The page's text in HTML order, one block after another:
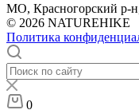
МО, Красногорский р-
© 2026 NATUREHIKE
Политика
0